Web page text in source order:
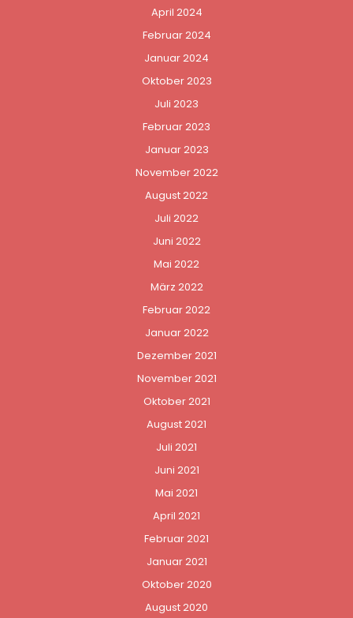
April 2024
Februar 2024
Januar 2024
Oktober 2023
Juli 2023
Februar 2023
Januar 2023
November 2022
August 2022
Juli 2022
Juni 2022
Mai 2022
März 2022
Februar 2022
Januar 2022
Dezember 2021
November 2021
Oktober 2021
August 2021
Juli 2021
Juni 2021
Mai 2021
April 2021
Februar 2021
Januar 2021
Oktober 2020
August 2020